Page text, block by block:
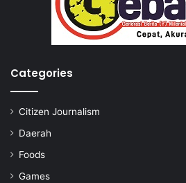
Categories
Citizen Journalism
Daerah
Foods
Games